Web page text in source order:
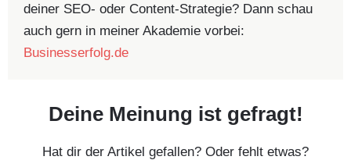
deiner SEO- oder Content-Strategie? Dann schau
auch gern in meiner Akademie vorbei:
Businesserfolg.de
Deine Meinung ist gefragt!
Hat dir der Artikel gefallen? Oder fehlt etwas?